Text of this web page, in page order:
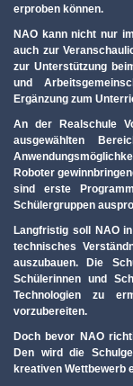
erproben können.
NAO kann nicht nur
auch zur
zur Unterstützung
und
Ergänzung zum
An der Realschule
ausgewählten
Roboter
sind erste
Schülergruppen
Langfristig soll NAO
technisches
auszubauen. Die
Schülerinnen und
Technologien zu
vorzubereiten.
Doch bevor NAO
Den wird die
kreativen Wettbewerb